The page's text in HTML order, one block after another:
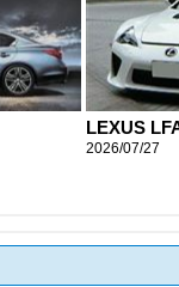
LEXUS
2026/07/27